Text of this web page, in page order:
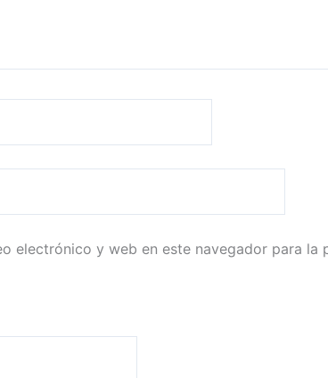
electrónico y web en este navegador para la